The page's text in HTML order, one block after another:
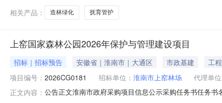
相关产品：
造林绿化 抚育管护
上窑国家森林公园2026年保护与管理建设项目
招标｜招标预告 安徽省｜淮南市｜大通区 市政基建
工程
项目编号： 2026CG0181 招标单位： 淮南市上窑林场
代理单
正文内容： 公告正文淮南市政府采购项目信息公示采购任务书任务